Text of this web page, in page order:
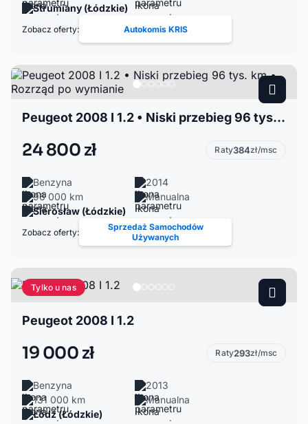
Strumiany (Łódzkie)
Zobacz oferty: Autokomis KRIS
Peugeot 2008 I 1.2 • Niski przebieg 96 tys. km • Rozrząd po wymianie
24 800 zł Raty384zł/msc
Benzyna
2014
96 000 km
Manualna
Sierosław (Łódzkie)
Zobacz oferty:
Sprzedaż Samochodów
Używanych
Tylko u nas
Peugeot 2008 I 1.2
19 000 zł Raty293zł/msc
Benzyna
2013
131 000 km
Manualna
Łódź (Łódzkie)